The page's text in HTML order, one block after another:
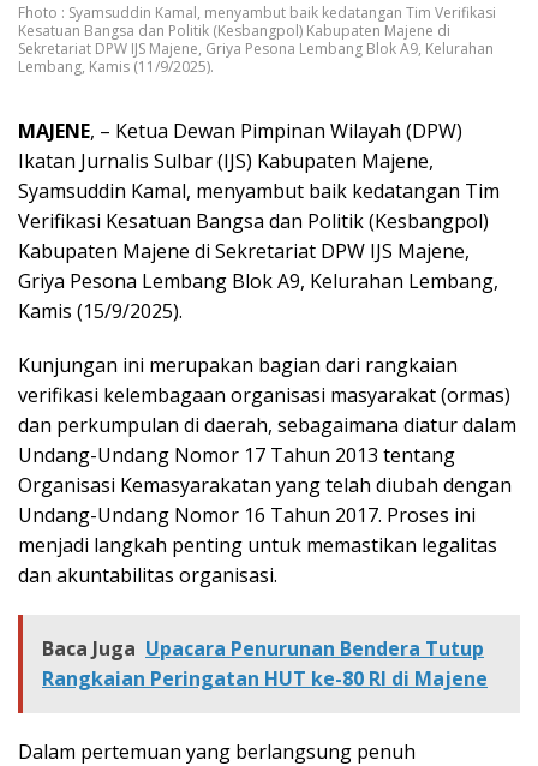
Fhoto : Syamsuddin Kamal, menyambut baik kedatangan Tim Verifikasi
Kesatuan Bangsa dan Politik (Kesbangpol) Kabupaten Majene di
Sekretariat DPW IJS Majene, Griya Pesona Lembang Blok A9, Kelurahan
Lembang, Kamis (11/9/2025).
MAJENE, – Ketua Dewan Pimpinan Wilayah (DPW)
Ikatan Jurnalis Sulbar (IJS) Kabupaten Majene,
Syamsuddin Kamal, menyambut baik kedatangan Tim
Verifikasi Kesatuan Bangsa dan Politik (Kesbangpol)
Kabupaten Majene di Sekretariat DPW IJS Majene,
Griya Pesona Lembang Blok A9, Kelurahan Lembang,
Kamis (15/9/2025).
Kunjungan ini merupakan bagian dari rangkaian
verifikasi kelembagaan organisasi masyarakat (ormas)
dan perkumpulan di daerah, sebagaimana diatur dalam
Undang-Undang Nomor 17 Tahun 2013 tentang
Organisasi Kemasyarakatan yang telah diubah dengan
Undang-Undang Nomor 16 Tahun 2017. Proses ini
menjadi langkah penting untuk memastikan legalitas
dan akuntabilitas organisasi.
Baca Juga Upacara Penurunan Bendera Tutup
Rangkaian Peringatan HUT ke-80 RI di Majene
Dalam pertemuan yang berlangsung penuh